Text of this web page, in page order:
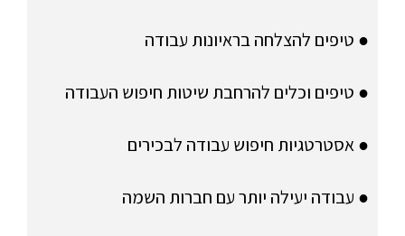
● טיפים להצלחה בראיונות עבודה
● טיפים וכלים להרחבת שיטות חיפוש העבודה
● אסטרטגיות חיפוש עבודה לבכירים
● עבודה יעילה יותר עם חברות השמה